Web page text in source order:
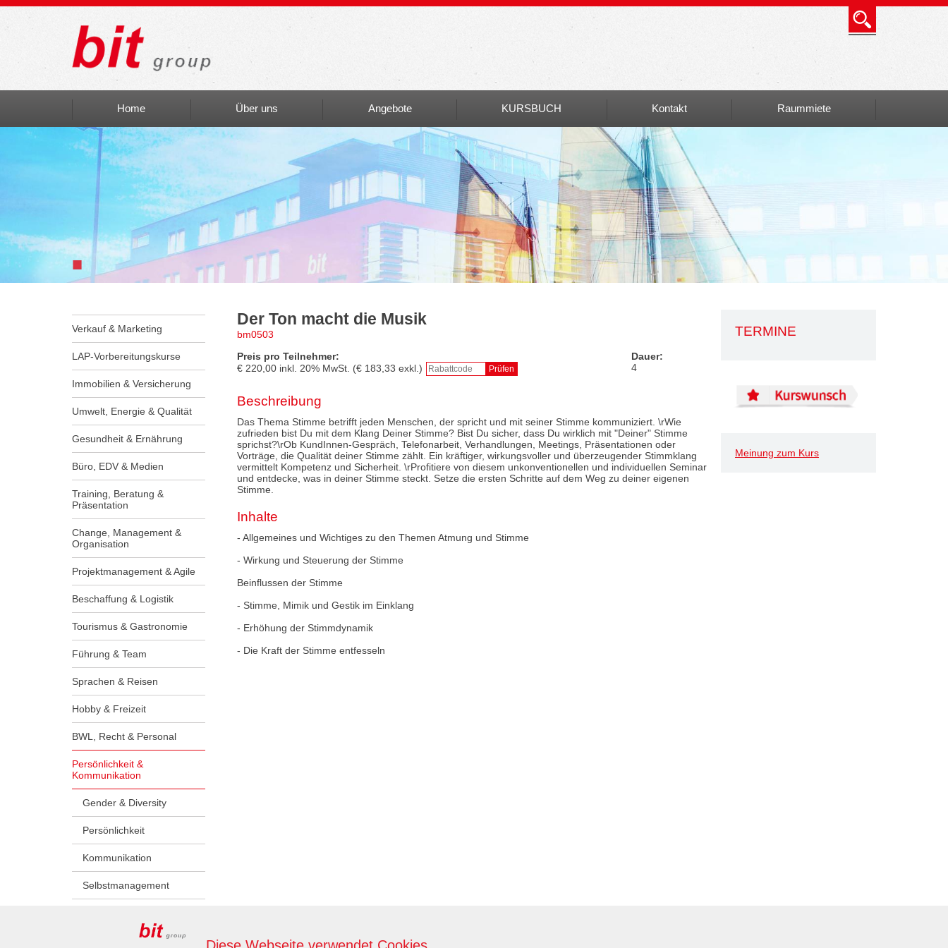
Home Über uns
bit Art
Einblicke
Angebote KURSBUCH Kontakt
Info
Raummiete
■
Verkauf & Marketing
LAP-Vorbereitungskurse
Immobilien & Versicherung
Umwelt, Energie & Qualität
Gesundheit & Ernährung
Büro, EDV & Medien
Training, Beratung &
Präsentation
Change, Management &
Organisation
Projektmanagement & Agile
Beschaffung & Logistik
Tourismus & Gastronomie
Führung & Team
Sprachen & Reisen
Hobby & Freizeit
BWL, Recht & Personal
Persönlichkeit &
Kommunikation
Gender & Diversity
Persönlichkeit
Kommunikation
Selbstmanagement
TERMINE
Meinung zum Kurs
Der Ton macht die Musik
bm0503
Preis pro Teilnehmer:
€ 220,00 inkl. 20% MwSt. (€ 183,33 exkl.)
Dauer:
4
Beschreibung
Das Thema Stimme betrifft jeden Menschen, der spricht und mit seiner Stimme kommuniziert. \rWie
zufrieden bist Du mit dem Klang Deiner Stimme? Bist Du sicher, dass Du wirklich mit "Deiner" Stimme
sprichst?\rOb KundInnen-Gespräch, Telefonarbeit, Verhandlungen, Meetings, Präsentationen oder
Vorträge, die Qualität deiner Stimme zählt. Ein kräftiger, wirkungsvoller und überzeugender Stimmklang
vermittelt Kompetenz und Sicherheit. \rProfitiere von diesem unkonventionellen und individuellen Seminar
und entdecke, was in deiner Stimme steckt. Setze die ersten Schritte auf dem Weg zu deiner eigenen
Stimme.
Inhalte
- Allgemeines und Wichtiges zu den Themen Atmung und Stimme
- Wirkung und Steuerung der Stimme
Beinflussen der Stimme
- Stimme, Mimik und Gestik im Einklang
- Erhöhung der Stimmdynamik
- Die Kraft der Stimme entfesseln